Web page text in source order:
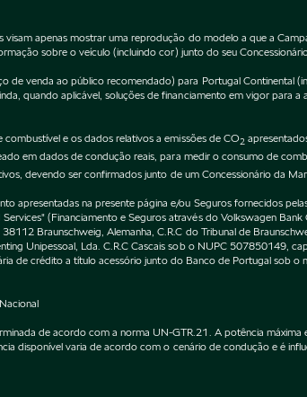
visam apenas mostrar uma reprodução do modelo a que a
sobre o veículo (incluindo cor) junto do seu
de venda ao público recomendado) para Portugal Continental
quando aplicável, soluções de financiamento em vigor para
e os dados relativos a emissões de CO2
em dados de condução reais, para medir o consumo de
devendo ser confirmados junto de um Concessionário da
apresentadas na presente página e/ou Seguros fornecidos
(Financiamento e Seguros através do Volkswagen
38112 Braunschweig, Alemanha, C.R.C do Tribunal de
Unipessoal, Lda. C.R.C Cascais sob o NUPC 507850149,
de crédito a título acessório junto do Banco de Portugal sob
de acordo com a norma UN-GTR.21. A potência
disponível varia de acordo com o cenário de condução e é